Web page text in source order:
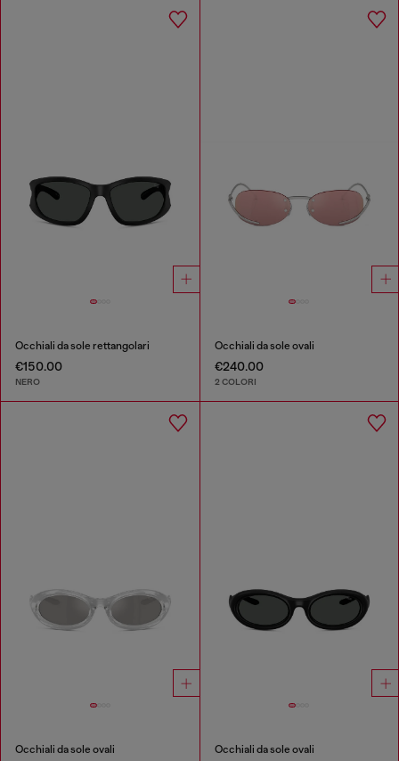
Occhiali da sole rettangolari
€150.00
NERO
Occhiali da sole ovali
€240.00
2 COLORI
Occhiali da sole ovali Occhiali da sole ovali